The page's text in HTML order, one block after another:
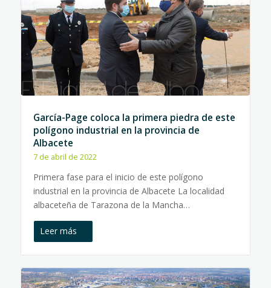
García-Page coloca la primera piedra de este
polígono industrial en la provincia de
Albacete
7 de abril de 2022
Primera fase para el inicio de este polígono
industrial en la provincia de Albacete La localidad
albaceteña de Tarazona de la Mancha…
Leer más